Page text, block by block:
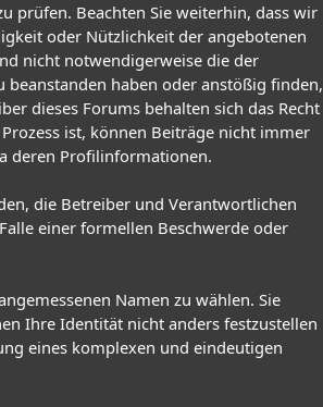
prüfen. Beachten Sie weiterhin, dass wir
oder Nützlichkeit der angebotenen
nicht notwendigerweise die der
beanstanden haben oder anstößig finden,
dieses Forums behalten sich das Recht
ist, können Beiträge nicht immer
deren Profilinformationen.
die Betreiber und Verantwortlichen
einer formellen Beschwerde oder
Namen zu wählen. Sie
Ihre Identität nicht anders festzustellen
eines komplexen und eindeutigen